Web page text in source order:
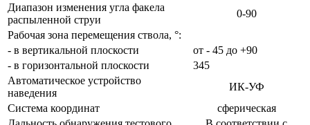
Диапазон изменения угла факела
распыленной струи
0-90
Рабочая зона перемещения ствола, °:
- в вертикальной плоскости
от - 45 до +90
- в горизонтальной плоскости
345
Автоматическое устройство
наведения
ИК-УФ
Система координат
сферическая